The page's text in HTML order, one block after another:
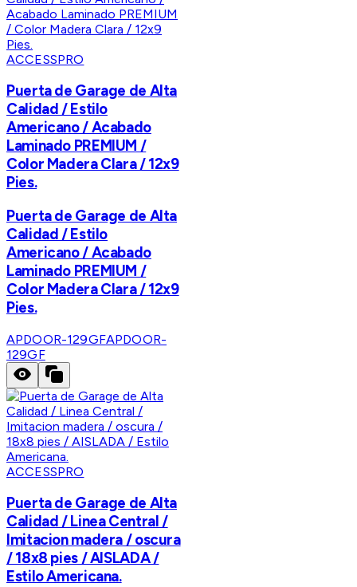
ACCESSPRO
Puerta de Garage de Alta
Calidad / Estilo
Americano / Acabado
Laminado PREMIUM /
Color Madera Clara / 12x9
Pies.
Puerta de Garage de Alta
Calidad / Estilo
Americano / Acabado
Laminado PREMIUM /
Color Madera Clara / 12x9
Pies.
APDOOR-129GFAPDOOR-
129GF
ACCESSPRO
Puerta de Garage de Alta
Calidad / Linea Central /
Imitacion madera / oscura
/ 18x8 pies / AISLADA /
Estilo Americana.